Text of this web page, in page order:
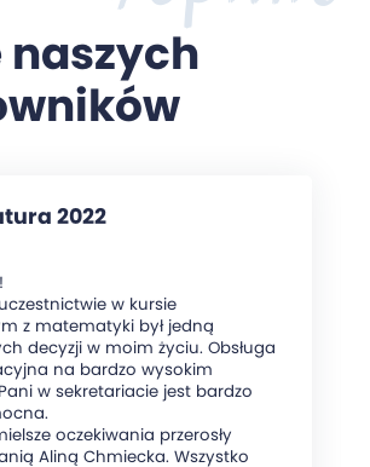
naszych
2022
w kursie
z matematyki był jedną
decyzji w moim życiu. Obsługa
na bardzo wysokim
w sekretariacie jest bardzo
oczekiwania przerosły
Aliną Chmiecka. Wszystko